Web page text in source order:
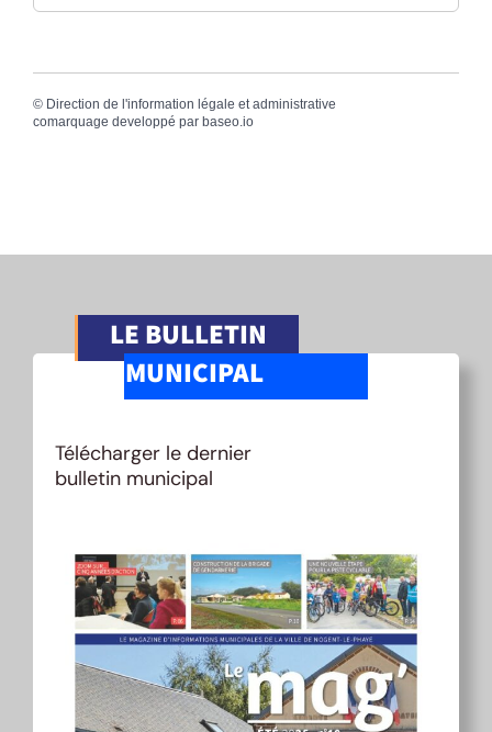
© Direction de l'information légale et administrative
comarquage developpé par baseo.io
LE BULLETIN
MUNICIPAL
Télécharger le dernier
bulletin municipal